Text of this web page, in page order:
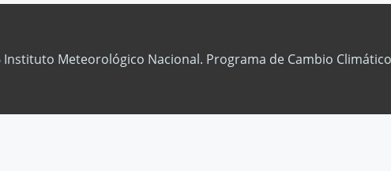
Instituto Meteorológico Nacional. Programa de Cambio